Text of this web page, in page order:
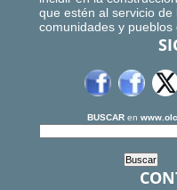
que estén al servicio
comunidades y pueblos
BUSCAR en